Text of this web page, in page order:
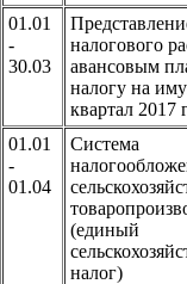
01.01
-
30.03
налогового
авансовым
налогу на
квартал 2017
01.01
-
01.04
Система
(единый
налог)